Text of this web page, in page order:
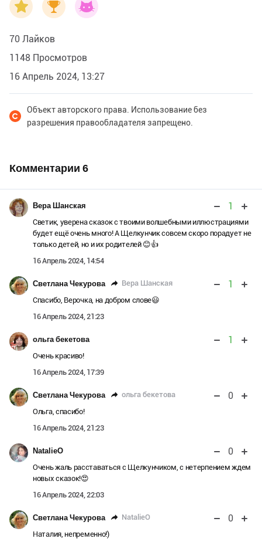
70 Лайков
1148 Просмотров
16 Апрель 2024, 13:27
Объект авторского права. Использование без
разрешения правообладателя запрещено.
Комментарии 6
Вера Шанская 1
Светик, уверена сказок с твоими волшебными иллюстрациями
будет ещё очень много! А Щелкунчик совсем скоро порадует не
только детей, но и их родителей 😊👍
16 Апрель 2024, 14:54
Светлана Чекурова Вера Шанская 1
Спасибо, Верочка, на добром слове😃
16 Апрель 2024, 21:23
ольга бекетова 1
Очень красиво!
16 Апрель 2024, 17:39
Светлана Чекурова ольга бекетова 0
Ольга, спасибо!
16 Апрель 2024, 21:23
NatalieO 0
Очень жаль расставаться с Щелкунчиком, с нетерпением ждем
новых сказок!😍
16 Апрель 2024, 22:03
Светлана Чекурова NatalieO 0
Наталия, непременно!)